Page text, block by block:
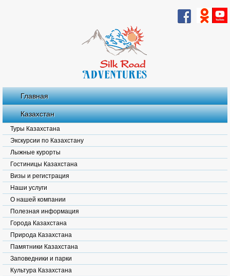
Главная
Казахстан
Туры Казахстана
Экскурсии по Казахстану
Лыжные курорты
Гостиницы Казахстана
Визы и регистрация
Наши услуги
О нашей компании
Полезная информация
Города Казахстана
Природа Казахстана
Памятники Казахстана
Заповедники и парки
Культура Казахстана